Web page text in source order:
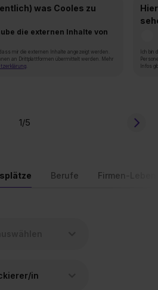
was Cooles zu
die externen Inhalte von
mir die externen Inhalte angezeigt werden.
an Drittplattformen übermittelt werden. Mehr
Ich
Infos
1/5
Berufe Firmen-
in